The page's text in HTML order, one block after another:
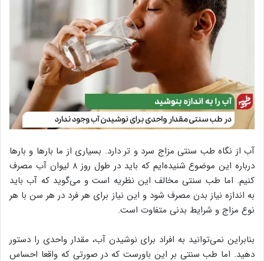
آب از نگاه طب سنتی مزاج سرد و تر دارد. بسیاری از ما بارها و بارها
درباره این موضوع شنیده‌ایم که باید در طول روز ۸ لیوان آب مصرف
کنیم. اما طب سنتی مخالف این نظریه است و می‌گوید که آب باید
به اندازه نیاز بدن مصرف شود و این نیاز برای هر فرد در هر سن با هر
نوع مزاج و شرایط بدنی متفاوت است.
بنابراین نمی‌توانید به افراد برای نوشیدن آب، مقدار واحدی را دستور
دهید. اما طب سنتی بر این باورست که در صورتی که واقعا احساس